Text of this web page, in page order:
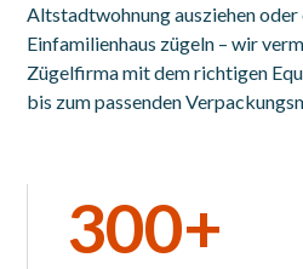
Altstadtwohnung ausziehen oder
Einfamilienhaus zügeln – wir
Zügelfirma mit dem richtigen
bis zum passenden
300+